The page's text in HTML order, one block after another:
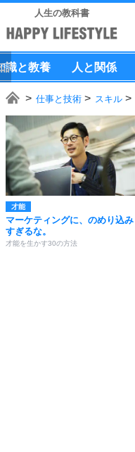
人生の教科書
識と教養 人 と 関係
仕事と技術 スキル
才能
マーケティングに、のめり込み
すぎるな。
才能を生かす30の方法